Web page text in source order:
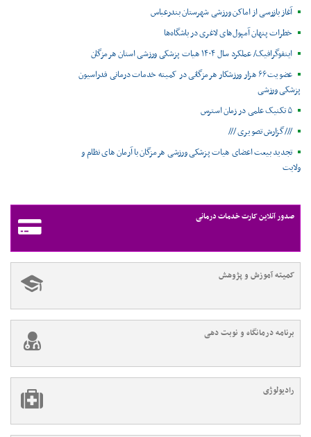
آغاز بازرسی از اماکن ورزشی شهرستان بندرعباس
خطرات پنهان آمپول‌های لاغری در باشگاه‌ها
اینفوگرافیک/ عملکرد سال ۱۴۰۴ هیات پزشکی ورزشی استان هرمزگان
عضویت ۶۶ هزار ورزشکار هرمزگانی در کمیته خدمات درمانی فدراسیون
پزشکی ورزشی
۵ تکنیک علمی در زمان استرس
///گزارش تصویری ///
تجدید بیعت اعضای هیات پزشکی ورزشی هرمزگان با آرمان های نظام و
ولایت
صدور آنلاین کارت خدمات درمانی
کمیته آموزش و پژوهش
برنامه درمانگاه و نوبت دهی
رادیولوژی